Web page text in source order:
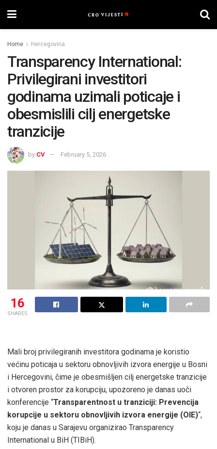
Home Hercegovina
Transparency International:
Privilegirani investitori
godinama uzimali poticaje i
obesmislili cilj energetske
tranzicije
by CV February 5, 2026
16
SHARES
Mali broj privilegiranih investitora godinama je koristio
većinu poticaja u sektoru obnovljivih izvora energije u Bosni
i Hercegovini, čime je obesmišljen cilj energetske tranzicije
i otvoren prostor za korupciju, upozoreno je danas uoči
konferencije “Transparentnost u tranziciji: Prevencija
korupcije u sektoru obnovljivih izvora energije (OIE)“,
koju je danas u Sarajevu organizirao Transparency
International u BiH (TIBiH).